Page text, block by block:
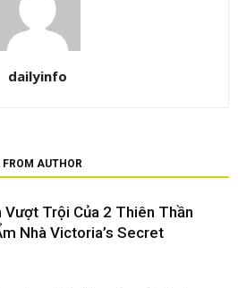
dailyinfo
FROM AUTHOR
Vượt Trội Của 2 Thiên Thần
Nhà Victoria’s Secret